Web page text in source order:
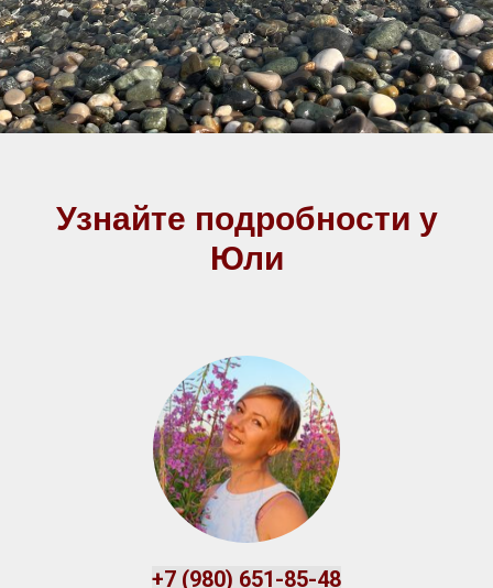
Узнайте подробности у
Юли
+7 (980) 651-85-48